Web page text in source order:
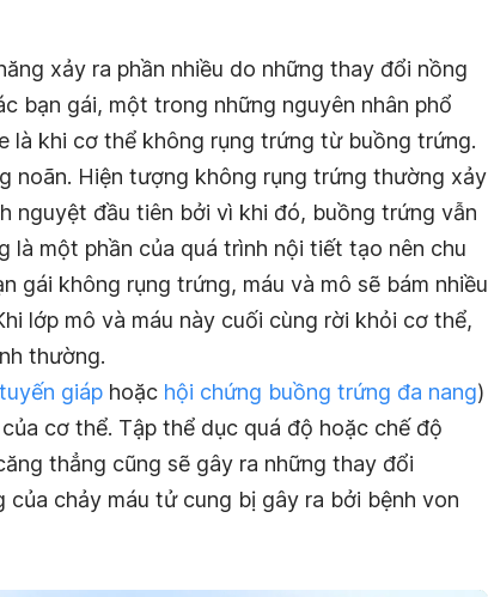
xảy ra phần nhiều do những thay đổi nồng
bạn gái, một trong những nguyên nhân phổ
là khi cơ thể không rụng trứng từ buồng trứng.
noãn. Hiện tượng không rụng trứng thường xảy
nguyệt đầu tiên bởi vì khi đó, buồng trứng vẫn
là một phần của quá trình nội tiết tạo nên chu
gái không rụng trứng, máu và mô sẽ bám nhiều
lớp mô và máu này cuối cùng rời khỏi cơ thể,
thường.
giáp hoặc hội chứng buồng trứng đa nang)
cơ thể. Tập thể dục quá độ hoặc chế độ
thẳng cũng sẽ gây ra những thay đổi
chảy máu tử cung bị gây ra bởi bệnh von